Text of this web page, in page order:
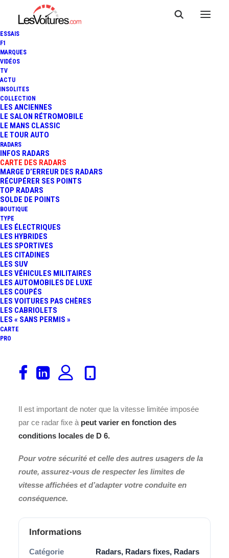
ESSAIS
F1
MARQUES
VIDÉOS
TV
ACTU
INSOLITES
COLLECTION
LES ANCIENNES
LE SALON RÉTROMOBILE
LE MANS CLASSIC
LE TOUR AUTO
RADARS
INFOS RADARS
CARTE DES RADARS
MARGE D’ERREUR DES RADARS
RÉCUPÉRER SES POINTS
TOP RADARS
SOLDE DE POINTS
BOUTIQUE
TYPE
LES ÉLECTRIQUES
LES HYBRIDES
LES SPORTIVES
LES CITADINES
LES SUV
LES VÉHICULES MILITAIRES
LES AUTOMOBILES DE LUXE
LES COUPÉS
LES VOITURES PAS CHÈRES
LES CABRIOLETS
LES « SANS PERMIS »
CARTE
PRO
Hélène D 6
CeRadar vitesse fixe de nouvelle génération, doté de
fonctionnalités plus avancées de détection des
infractions pour contrôler les excès de vitesse ou
veille attentivement à la régulation de la vitesse des
Il est important de noter que la vitesse limitée imposée
par ce radar fixe à peut varier en fonction des
conditions locales de D 6.
Pour votre sécurité et celle des autres usagers de la
route, assurez-vous de respecter les limites de
vitesse affichées et d’adapter votre conduite en
conséquence.
Informations
Catégorie
Radars, Radars fixes, Radars